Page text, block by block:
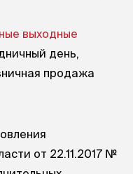
выходные
день,
продажа
от 22.11.2017 №